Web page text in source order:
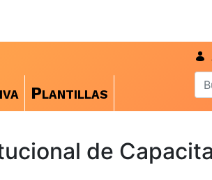
Plantillas
de